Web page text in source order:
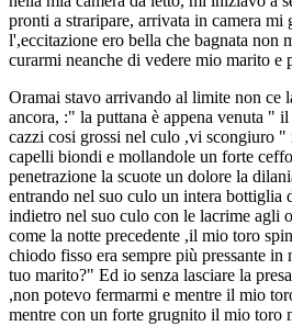
pronti a straripare, arrivata in camera
l',eccitazione ero bella che bagnata
curarmi neanche di vedere mio marito e
Oramai stavo arrivando al limite non ce
ancora, :" la puttana è appena venuta "
cazzi cosi grossi nel culo ,vi scongiuro
capelli biondi e mollandole un forte
penetrazione la scuote un dolore la
entrando nel suo culo un intera bottiglia
indietro nel suo culo con le lacrime agli
come la notte precedente ,il mio toro
chiodo fisso era sempre più pressante
tuo marito?" Ed io senza lasciare la
,non potevo fermarmi e mentre il mio
mentre con un forte grugnito il mio toro